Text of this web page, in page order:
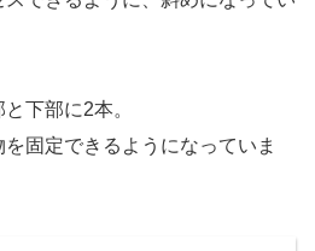
下部に2本。
固定できるようになっていま